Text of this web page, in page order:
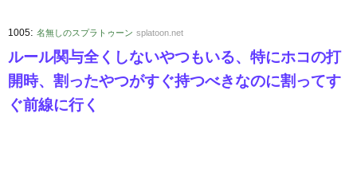
1005: 名無しのスプラトゥーン splatoon.net
ルール関与全くしないやつもいる、特にホコの打
開時、割ったやつがすぐ持つべきなのに割ってす
ぐ前線に行く